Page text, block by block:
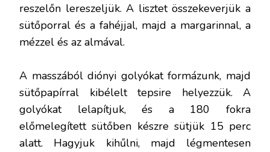
reszelőn lereszeljük. A lisztet összekeverjük a
sütőporral és a fahéjjal, majd a margarinnal, a
mézzel és az almával.
A masszából diónyi golyókat formázunk, majd
sütőpapírral kibélelt tepsire helyezzük. A
golyókat lelapítjuk, és a 180 fokra
előmelegített sütőben készre sütjük 15 perc
alatt. Hagyjuk kihűlni, majd légmentesen